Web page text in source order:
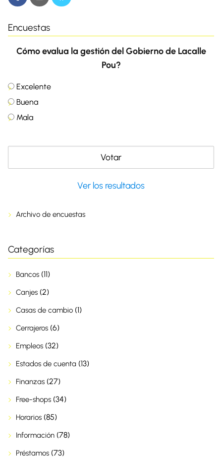
Encuestas
Cómo evalua la gestión del Gobierno de Lacalle
Pou?
Excelente
Buena
Mala
Ver los resultados
Archivo de encuestas
Categorías
Bancos (11)
Canjes (2)
Casas de cambio (1)
Cerrajeros (6)
Empleos (32)
Estados de cuenta (13)
Finanzas (27)
Free-shops (34)
Horarios (85)
Información (78)
Préstamos (73)